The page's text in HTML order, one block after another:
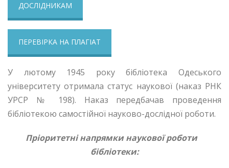
ДОСЛІДНИКАМ
ПЕРЕВІРКА НА ПЛАГІАТ
У лютому 1945 року бібліотека Одеського
університету отримала статус наукової (наказ РНК
УРСР № 198). Наказ передбачав проведення
бібліотекою самостійної науково-дослідної роботи.
Пріоритетні напрямки наукової роботи
бібліотеки: